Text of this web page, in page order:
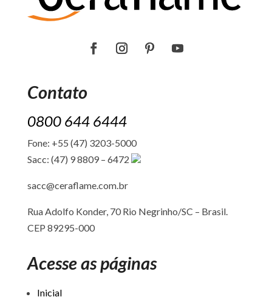
Contato
0800 644 6444
Fone: +55 (47) 3203-5000
Sacc: (47) 9 8809 – 6472
sacc@ceraflame.com.br
Rua Adolfo Konder, 70 Rio Negrinho/SC – Brasil.
CEP 89295-000
Acesse as páginas
Inicial